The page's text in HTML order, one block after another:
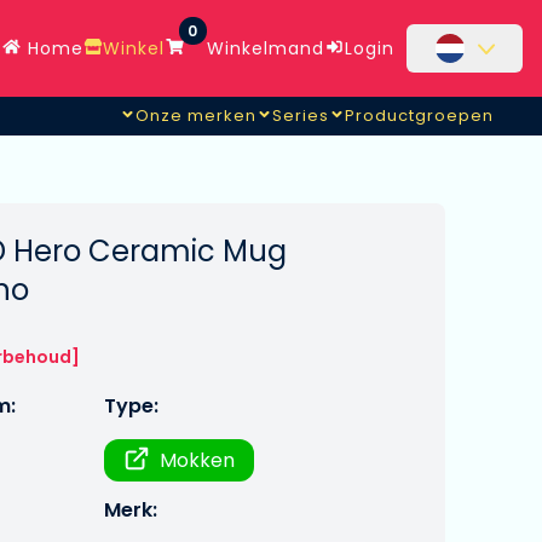
Home Winkel
0
Winkelmand Login
Onze merken Series Productgroepen
Hero Ceramic Mug
Type:
Mokken
Merk: